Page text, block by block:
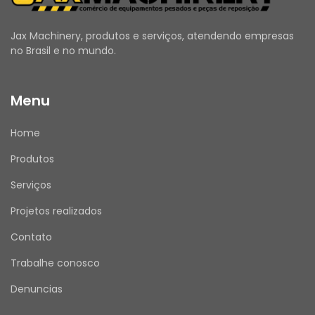
ANTES DE COMPRAR
Verifique se seus dados de entrega e cadastro
Emitimos Nota Fiscal para todas as vendas.
Assim que receber o produto, por favor, avalie
sua experiência de compra conosco. Sua
Jax Machinery, produtos e serviços, atendendo empresas
no Brasil e no mundo.
Menu
Home
Produtos
Serviços
Projetos realizados
Contato
Trabalhe conosco
Denuncias